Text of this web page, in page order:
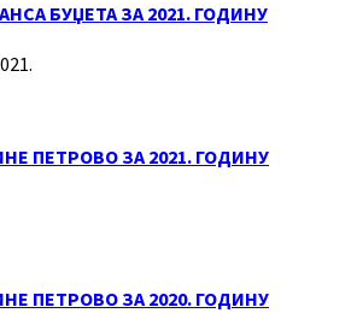
БУЏЕТА ЗА 2021. ГОДИНУ
ПЕТРОВО ЗА 2021. ГОДИНУ
ПЕТРОВО ЗА 2020. ГОДИНУ